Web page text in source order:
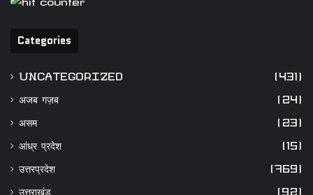
Categories
UNCATEGORIZED (431)
अजब गज़ब (24)
असम (23)
आंध्र प्रदेश (15)
उत्तरप्रदेश (769)
उत्तराखंड (92)